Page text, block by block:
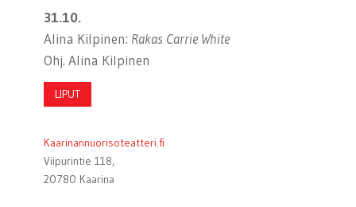
31.10.
Alina Kilpinen: Rakas Carrie White
Ohj. Alina Kilpinen
LIPUT
Kaarinannuorisoteatteri.fi
Viipurintie 118,
20780 Kaarina